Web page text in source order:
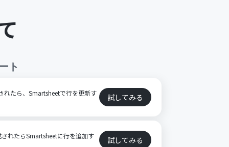
ト
れたら、Smartsheetで行を更新す 試してみる
れたらSmartsheetに行を追加す 試してみる